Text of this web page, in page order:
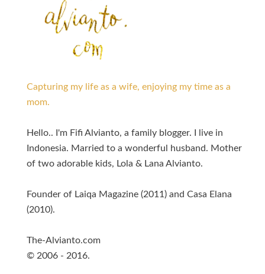
Capturing my life as a wife, enjoying my time as a
mom.
Hello.. I'm Fifi Alvianto, a family blogger. I live in
Indonesia. Married to a wonderful husband. Mother
of two adorable kids, Lola & Lana Alvianto.
Founder of Laiqa Magazine (2011) and Casa Elana
(2010).
The-Alvianto.com
© 2006 - 2016.